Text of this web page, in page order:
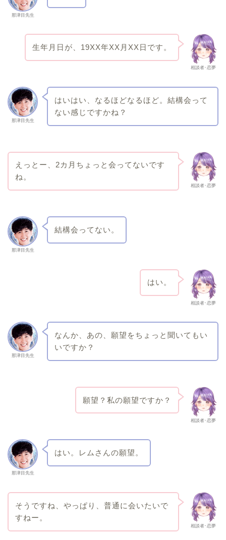
那津目先生
相談者･恋夢
生年月日が、19XX年XX月XX日です。
那津目先生
はいはい、なるほどなるほど。結構会って
ない感じですかね？
相談者･恋夢
えっとー、2カ月ちょっと会ってないです
ね。
那津目先生
結構会ってない。
相談者･恋夢
はい。
那津目先生
なんか、あの、願望をちょっと聞いてもい
いですか？
相談者･恋夢
願望？私の願望ですか？
那津目先生
はい。レムさんの願望。
相談者･恋夢
そうですね、やっぱり、普通に会いたいで
すねー。